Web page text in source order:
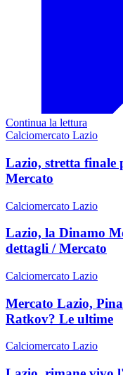
Continua la lettura
Calciomercato Lazio
Lazio, stretta finale
Mercato
Calciomercato Lazio
Lazio, la Dinamo
dettagli / Mercato
Calciomercato Lazio
Mercato Lazio,
Ratkov? Le ultime
Calciomercato Lazio